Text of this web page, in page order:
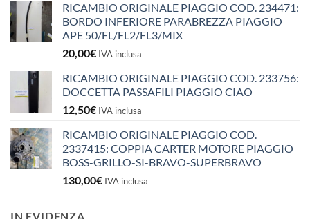
RICAMBIO ORIGINALE PIAGGIO COD. 234471:
BORDO INFERIORE PARABREZZA PIAGGIO
APE 50/FL/FL2/FL3/MIX
20,00€ IVA inclusa
RICAMBIO ORIGINALE PIAGGIO COD. 233756:
DOCCETTA PASSAFILI PIAGGIO CIAO
12,50€ IVA inclusa
RICAMBIO ORIGINALE PIAGGIO COD.
2337415: COPPIA CARTER MOTORE PIAGGIO
BOSS-GRILLO-SI-BRAVO-SUPERBRAVO
130,00€ IVA inclusa
IN EVIDENZA